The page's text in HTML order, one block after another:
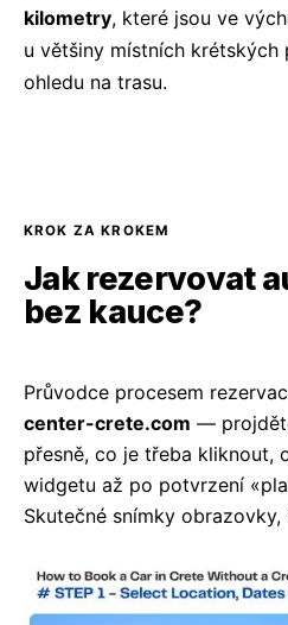
kilometry, které jsou ve
u většiny místních krétských
ohledu na trasu.
KROK ZA KROKEM
Jak rezervovat
bez kauce?
Průvodce procesem
center-crete.com —
přesně, co je třeba kliknout,
widgetu až po potvrzení
Skutečné snímky